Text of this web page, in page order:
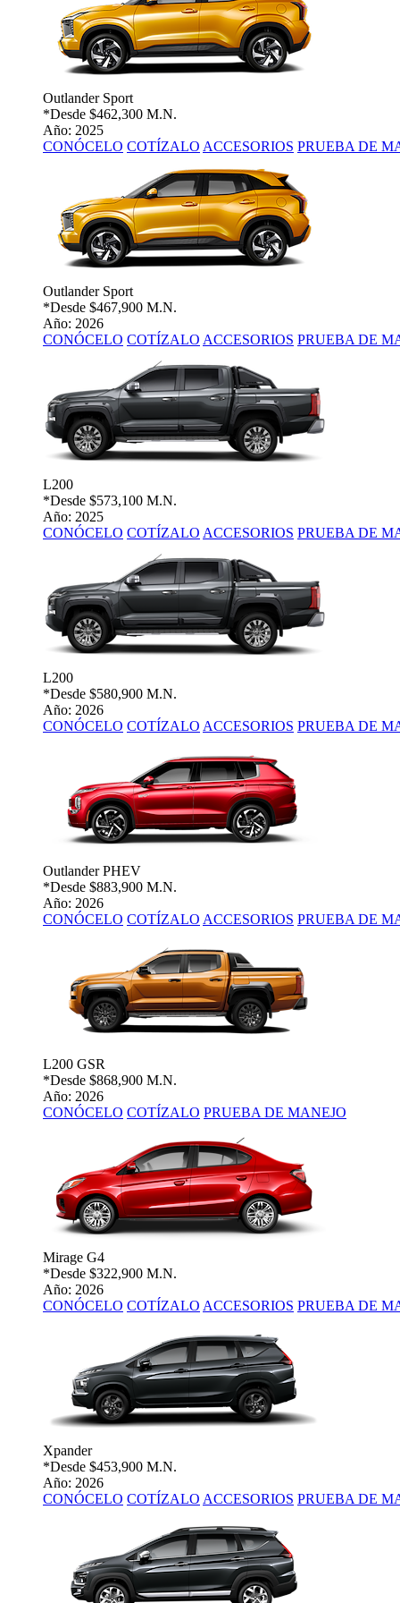
Outlander Sport
*Desde $462,300 M.N.
Año: 2025
CONÓCELO COTÍZALO ACCESORIOS PRUEBA DE
Outlander Sport
*Desde $467,900 M.N.
Año: 2026
CONÓCELO COTÍZALO ACCESORIOS PRUEBA DE
L200
*Desde $573,100 M.N.
Año: 2025
CONÓCELO COTÍZALO ACCESORIOS PRUEBA DE
L200
*Desde $580,900 M.N.
Año: 2026
CONÓCELO COTÍZALO ACCESORIOS PRUEBA DE
Outlander PHEV
*Desde $883,900 M.N.
Año: 2026
CONÓCELO COTÍZALO ACCESORIOS PRUEBA DE
L200 GSR
*Desde $868,900 M.N.
Año: 2026
CONÓCELO COTÍZALO PRUEBA DE MANEJO
Mirage G4
*Desde $322,900 M.N.
Año: 2026
CONÓCELO COTÍZALO ACCESORIOS PRUEBA DE
Xpander
*Desde $453,900 M.N.
Año: 2026
CONÓCELO COTÍZALO ACCESORIOS PRUEBA DE